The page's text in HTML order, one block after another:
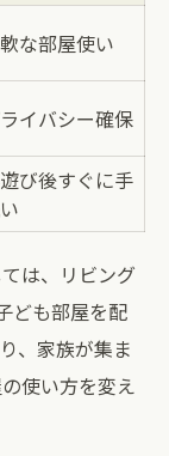
な部屋使い
イバシー確保
び後すぐに手
は、リビング
ども部屋を配
、家族が集ま
使い方を変え